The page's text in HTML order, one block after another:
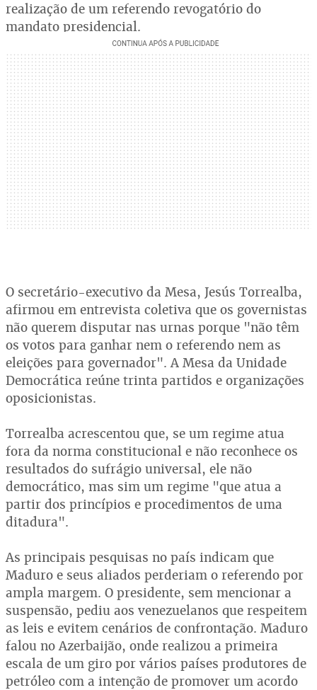
realização de um referendo revogatório do
mandato presidencial.
O secretário-executivo da Mesa, Jesús Torrealba,
afirmou em entrevista coletiva que os governistas
não querem disputar nas urnas porque "não têm
os votos para ganhar nem o referendo nem as
eleições para governador". A Mesa da Unidade
Democrática reúne trinta partidos e organizações
oposicionistas.
Torrealba acrescentou que, se um regime atua
fora da norma constitucional e não reconhece os
resultados do sufrágio universal, ele não
democrático, mas sim um regime "que atua a
partir dos princípios e procedimentos de uma
ditadura".
As principais pesquisas no país indicam que
Maduro e seus aliados perderiam o referendo por
ampla margem. O presidente, sem mencionar a
suspensão, pediu aos venezuelanos que respeitem
as leis e evitem cenários de confrontação. Maduro
falou no Azerbaijão, onde realizou a primeira
escala de um giro por vários países produtores de
petróleo com a intenção de promover um acordo